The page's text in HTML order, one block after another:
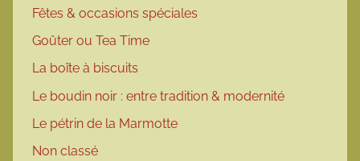
Fêtes & occasions spéciales
Goûter ou Tea Time
La boîte à biscuits
Le boudin noir : entre tradition & modernité
Le pétrin de la Marmotte
Non classé